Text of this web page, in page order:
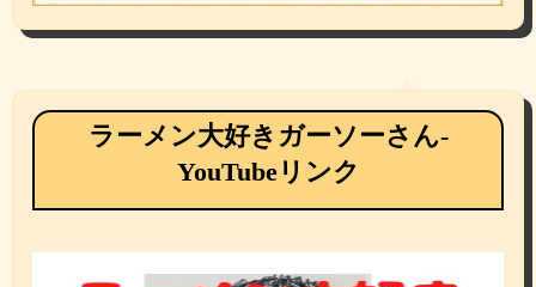
ラーメン大好きガーソーさん-
YouTubeリンク